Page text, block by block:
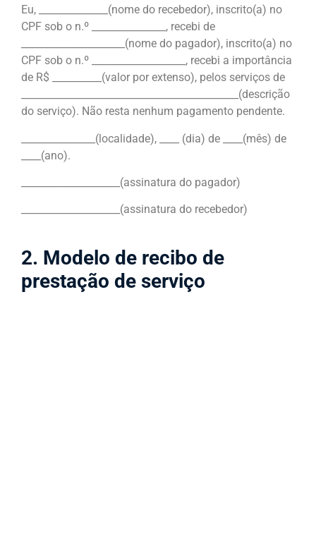
Eu, ______________(nome do recebedor), inscrito(a) no
CPF sob o n.º _______________, recebi de
_____________________(nome do pagador), inscrito(a) no
CPF sob o n.º ___________________, recebi a importância
de R$ __________(valor por extenso), pelos serviços de
____________________________________________(descrição
do serviço). Não resta nenhum pagamento pendente.
_______________(localidade), ____ (dia) de ____(mês) de
____(ano).
____________________(assinatura do pagador)
____________________(assinatura do recebedor)
2. Modelo de recibo de
prestação de serviço